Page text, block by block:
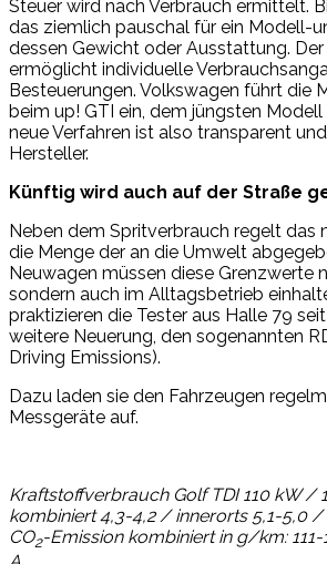
Steuer wird nach Verbrauch ermittelt.
das ziemlich pauschal für ein Modell-
dessen Gewicht oder Ausstattung.
ermöglicht individuelle
Besteuerungen. Volkswagen führt die
beim up! GTI ein, dem jüngsten Modell
neue Verfahren ist also transparent
Hersteller.
Künftig wird auch auf der Straße
Neben dem Spritverbrauch regelt das
die Menge der an die Umwelt
Neuwagen müssen diese Grenzwerte
sondern auch im Alltagsbetrieb
praktizieren die Tester aus Halle 79
weitere Neuerung, den sogenannten
Driving Emissions).
Dazu laden sie den Fahrzeugen
Messgeräte auf.
Kraftstoffverbrauch Golf TDI 110 kW /
kombiniert 4,3-4,2 / innerorts 5,1-5,0 /
CO2-Emission kombiniert in g/km: 111-